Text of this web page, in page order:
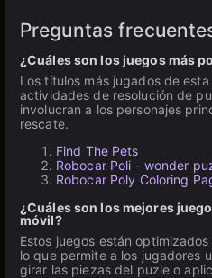
Preguntas
¿Cuáles son los juegos más
Los títulos más jugados de
actividades de resolución de
involucran a los personajes
rescate.
Find The Pets
Robocar Poli - wonder
Robocar Poly Coloring
¿Cuáles son los mejores
móvil?
Estos juegos están
lo que permite a los jugadores
girar las piezas del puzle o